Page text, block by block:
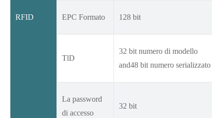
RFID EPC Formato 128 bit
TlD
32 bit numero di modello
and48 bit numero serializzato
La password
di accesso
32 bit